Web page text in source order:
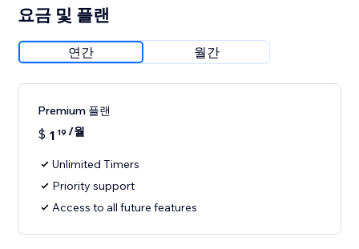
요금 및 플랜
연간 월간
Premium 플랜
$ 1 19 /월
Unlimited Timers
Priority support
Access to all future features